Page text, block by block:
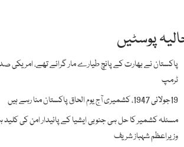
پوسٹیں
پاکستان نے بھارت کے پانچ طیارے مار گرائے تھے، امریکی
ٹرمپ
19جولائی 1947، کشمیری آج یوم الحاق پاکستان منا رہے ہیں
مسئلہ کشمیر کا حل ہی جنوبی ایشیا کے پائیدار امن کی کلید
وزیراعظم شہباز شریف